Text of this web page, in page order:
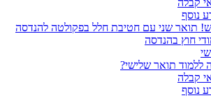
קבלה
נוסף
תואר שני עם חטיבת חלל בפקולטה להנדסה
חוץ בהנדסה
ללמוד תואר שלישי?
קבלה
נוסף